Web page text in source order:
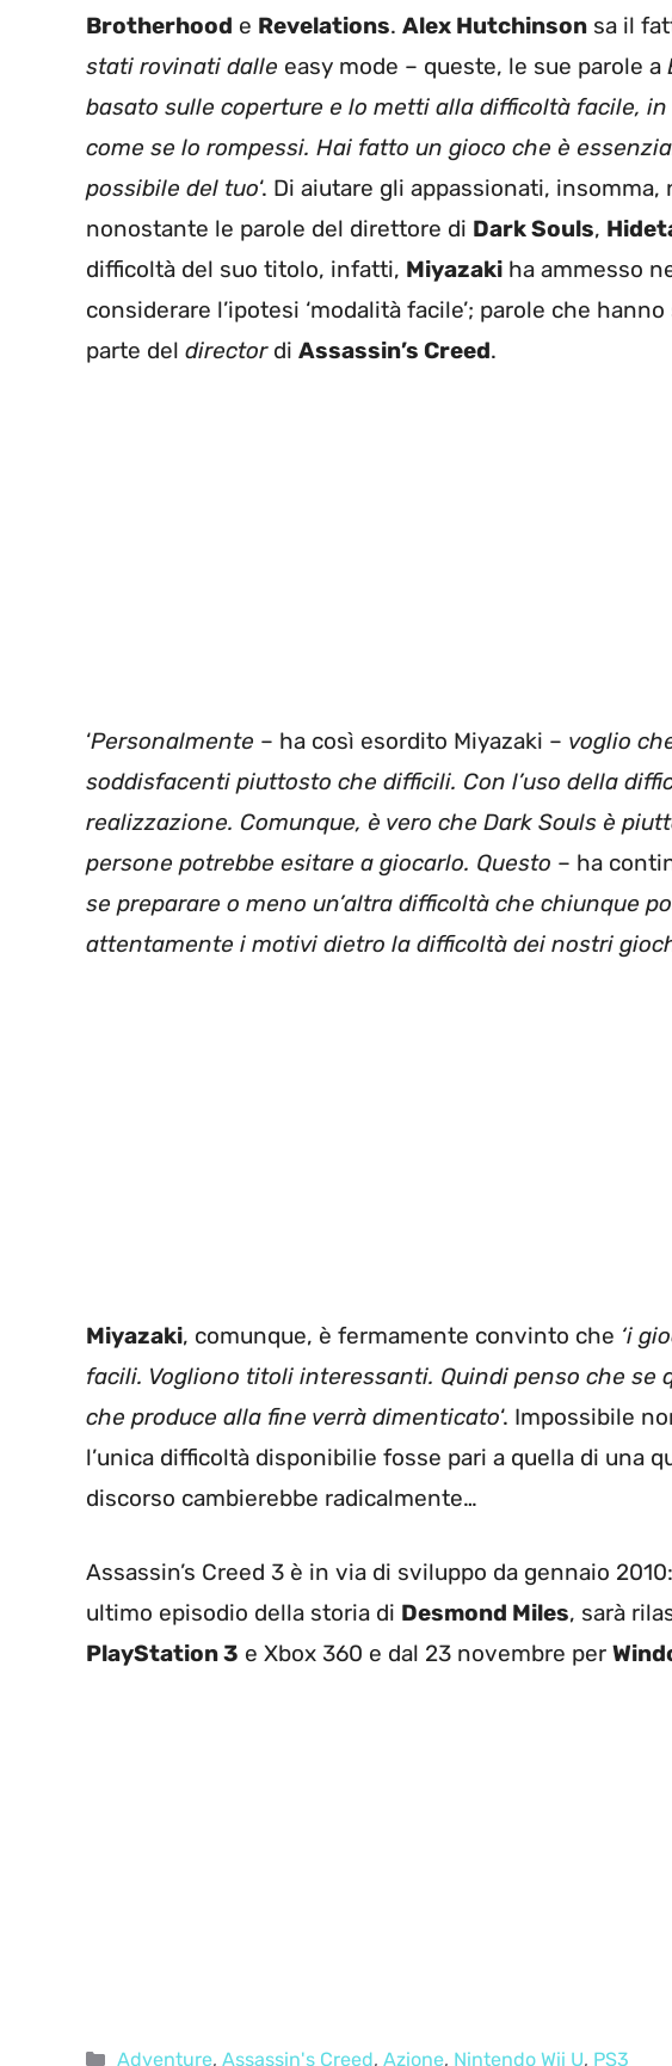
Brotherhood e Revelations. Alex Hutchinson sa il
stati rovinati dalle easy mode – queste, le sue parole a
basato sulle coperture e lo metti alla difficoltà facile,
come se lo rompessi. Hai fatto un gioco che è
possibile del tuo‘. Di aiutare gli appassionati,
nonostante le parole del direttore di Dark Souls,
difficoltà del suo titolo, infatti, Miyazaki ha ammesso
considerare l’ipotesi ‘modalità facile’; parole che
parte del directordi Assassin’s Creed.
‘Personalmente – ha così esordito Miyazaki – voglio
soddisfacenti piuttosto che difficili. Con l’uso della
realizzazione. Comunque, è vero che Dark Souls è
persone potrebbe esitare a giocarlo. Questo – ha
se preparare o meno un’altra difficoltà che chiunque
attentamente i motivi dietro la difficoltà dei nostri
Miyazaki, comunque, è fermamente convinto che ‘i
facili. Vogliono titoli interessanti. Quindi penso che se
che produce alla fine verrà dimenticato‘. Impossibile
l’unica difficoltà disponibilie fosse pari a quella di una
discorso cambierebbe radicalmente…
Assassin’s Creed 3 è in via di sviluppo da gennaio
ultimo episodio della storia di Desmond Miles, sarà
PlayStation 3 e Xbox 360 e dal 23 novembre per
Categorie
Adventure, Assassin's Creed, Azione, Nintendo Wii U, PS3